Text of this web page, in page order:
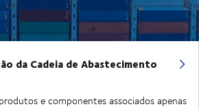
da Cadeia de Abastecimento
e componentes associados apenas